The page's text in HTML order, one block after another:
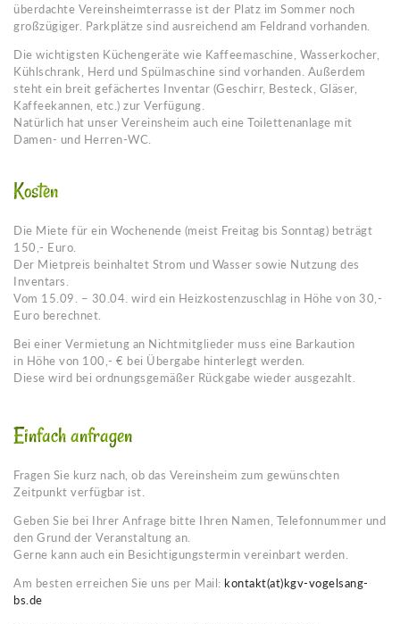
überdachte Vereinsheimterrasse ist der Platz im Sommer noch
großzügiger. Parkplätze sind ausreichend am Feldrand vorhanden.
Die wichtigsten Küchengeräte wie Kaffeemaschine, Wasserkocher,
Kühlschrank, Herd und Spülmaschine sind vorhanden. Außerdem
steht ein breit gefächertes Inventar (Geschirr, Besteck, Gläser,
Kaffeekannen, etc.) zur Verfügung.
Natürlich hat unser Vereinsheim auch eine Toilettenanlage mit
Damen- und Herren-WC.
Kosten
Die Miete für ein Wochenende (meist Freitag bis Sonntag) beträgt
150,- Euro.
Der Mietpreis beinhaltet Strom und Wasser sowie Nutzung des
Inventars.
Vom 15.09. – 30.04. wird ein Heizkostenzuschlag in Höhe von 30,-
Euro berechnet.
Bei einer Vermietung an Nichtmitglieder muss eine Barkaution
in Höhe von 100,- € bei Übergabe hinterlegt werden.
Diese wird bei ordnungsgemäßer Rückgabe wieder ausgezahlt.
Einfach anfragen
Fragen Sie kurz nach, ob das Vereinsheim zum gewünschten
Zeitpunkt verfügbar ist.
Geben Sie bei Ihrer Anfrage bitte Ihren Namen, Telefonnummer und
den Grund der Veranstaltung an.
Gerne kann auch ein Besichtigungstermin vereinbart werden.
Am besten erreichen Sie uns per Mail: kontakt(at)kgv-vogelsang-
bs.de